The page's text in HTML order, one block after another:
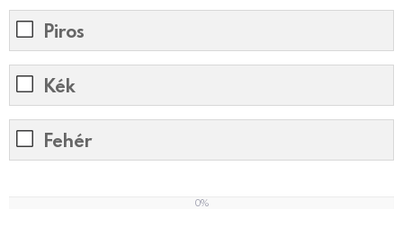
Piros
Kék
Fehér
0%